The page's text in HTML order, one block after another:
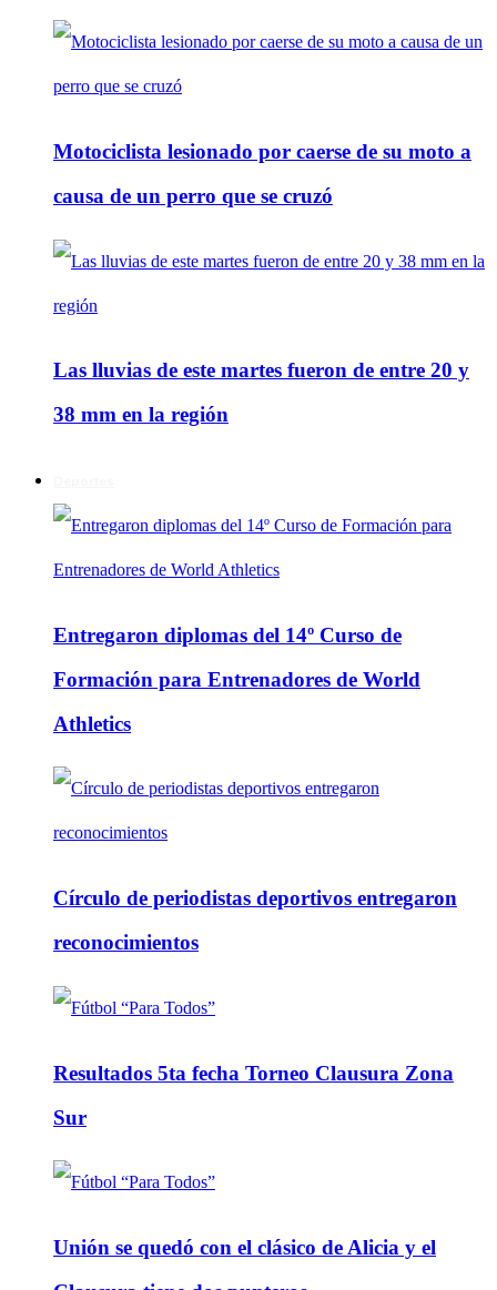
Motociclista lesionado por caerse de su moto a
causa de un perro que se cruzó
Las lluvias de este martes fueron de entre 20 y
38 mm en la región
Entregaron diplomas del 14º Curso de
Formación para Entrenadores de World
Athletics
Círculo de periodistas deportivos entregaron
reconocimientos
Resultados 5ta fecha Torneo Clausura Zona
Sur
Unión se quedó con el clásico de Alicia y el